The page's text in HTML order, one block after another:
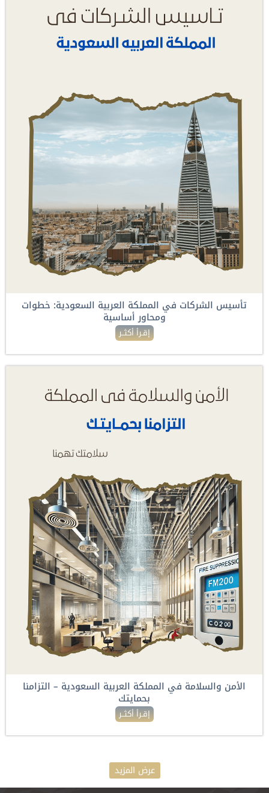
تأسيس الشركات في المملكة العربية السعودية: خطوات
ومحاور أساسية
إقـرأ أكثــر
الأمن والسلامة في المملكة العربية السعودية – التزامنا
بحمايتك
إقـرأ أكثــر
عرض المزيد